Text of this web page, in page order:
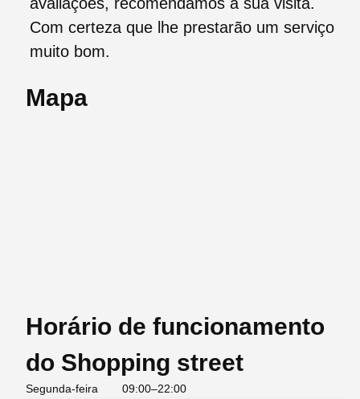
avaliações, recomendamos a sua visita.
Com certeza que lhe prestarão um serviço
muito bom.
Mapa
Horário de funcionamento
do Shopping street
Segunda-feira
09:00–22:00